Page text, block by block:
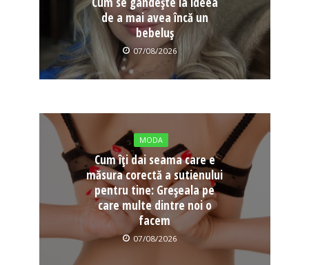
de a mai avea încă un
bebeluș
07/08/2026
MODA
Cum îți dai seama care e
măsura corectă a sutienului
pentru tine: Greșeala pe
care multe dintre noi o
facem
07/08/2026